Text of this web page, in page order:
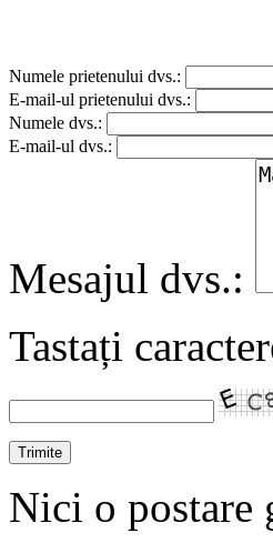
Numele prietenului dvs.:
E-mail-ul prietenului dvs.:
Numele dvs.:
E-mail-ul dvs.:
Mesajul dvs.:
Tastați
Nici o postare